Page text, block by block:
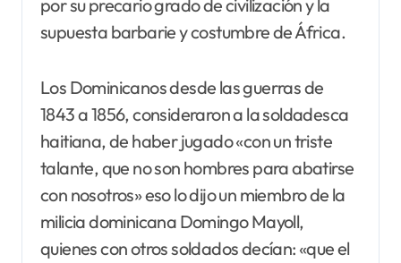
por su precario grado de civilización y la
supuesta barbarie y costumbre de África.
Los Dominicanos desde las guerras de
1843 a 1856, consideraron a la soldadesca
haitiana, de haber jugado «con un triste
talante, que no son hombres para abatirse
con nosotros» eso lo dijo un miembro de la
milicia dominicana Domingo Mayoll,
quienes con otros soldados decían: «que el